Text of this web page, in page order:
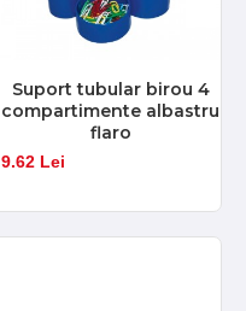
Suport tubular birou 4
compartimente albastru
flaro
9.62 Lei